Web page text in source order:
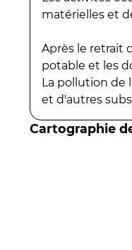
matérielles et
Après le retrait
potable et les
La pollution de
et d'autres
Cartographie